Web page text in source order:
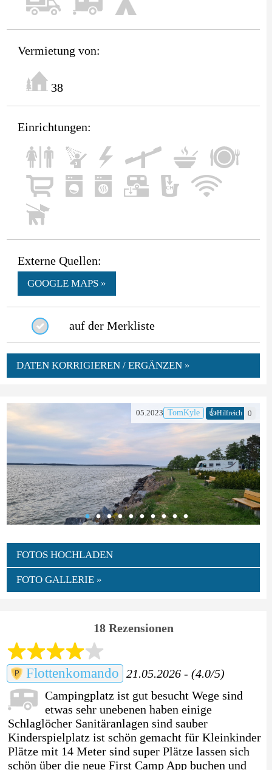
Vermietung von:
38
Einrichtungen:
Externe Quellen:
GOOGLE MAPS »
auf der Merkliste
DATEN KORRIGIEREN / ERGÄNZEN »
05.2023 TomKyle 👍Hilfreich 0
FOTOS HOCHLADEN
FOTO GALLERIE »
18 Rezensionen
Flottenkomando 21.05.2026 - (4.0/5)
Campingplatz ist gut besucht Wege sind
etwas sehr unebenen haben einige
Schlaglöcher Sanitäranlagen sind sauber
Kinderspielplatz ist schön gemacht für Kleinkinder
Plätze mit 14 Meter sind super Plätze lassen sich
schön über die neue First Camp App buchen und